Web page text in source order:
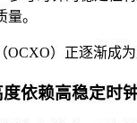
。
（OCXO）正逐渐成
依赖高稳定时钟